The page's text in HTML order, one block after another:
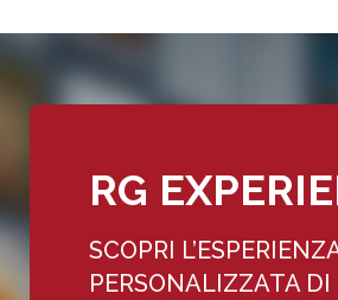
RG
SCOPRI
PERSONALIZZATA DI